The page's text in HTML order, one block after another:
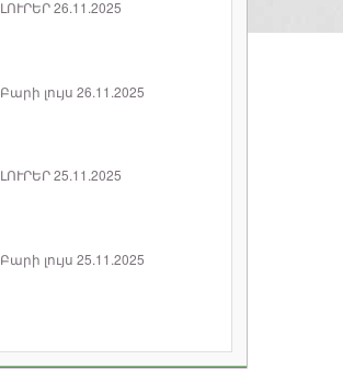
ԼՈՒՐԵՐ 26.11.2025
Բարի լույս 26.11.2025
ԼՈՒՐԵՐ 25.11.2025
Բարի լույս 25.11.2025